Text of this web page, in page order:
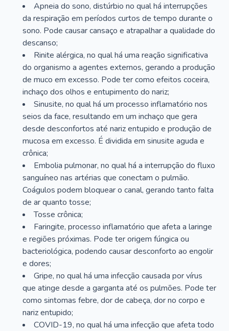
Apneia do sono, distúrbio no qual há interrupções
da respiração em períodos curtos de tempo durante o
sono. Pode causar cansaço e atrapalhar a qualidade do
descanso;
Rinite alérgica, no qual há uma reação significativa
do organismo a agentes externos, gerando a produção
de muco em excesso. Pode ter como efeitos coceira,
inchaço dos olhos e entupimento do nariz;
Sinusite, no qual há um processo inflamatório nos
seios da face, resultando em um inchaço que gera
desde desconfortos até nariz entupido e produção de
mucosa em excesso. É dividida em sinusite aguda e
crônica;
Embolia pulmonar, no qual há a interrupção do fluxo
sanguíneo nas artérias que conectam o pulmão.
Coágulos podem bloquear o canal, gerando tanto falta
de ar quanto tosse;
Tosse crônica;
Faringite, processo inflamatório que afeta a laringe
e regiões próximas. Pode ter origem fúngica ou
bacteriológica, podendo causar desconforto ao engolir
e dores;
Gripe, no qual há uma infecção causada por vírus
que atinge desde a garganta até os pulmões. Pode ter
como sintomas febre, dor de cabeça, dor no corpo e
nariz entupido;
COVID-19, no qual há uma infecção que afeta todo